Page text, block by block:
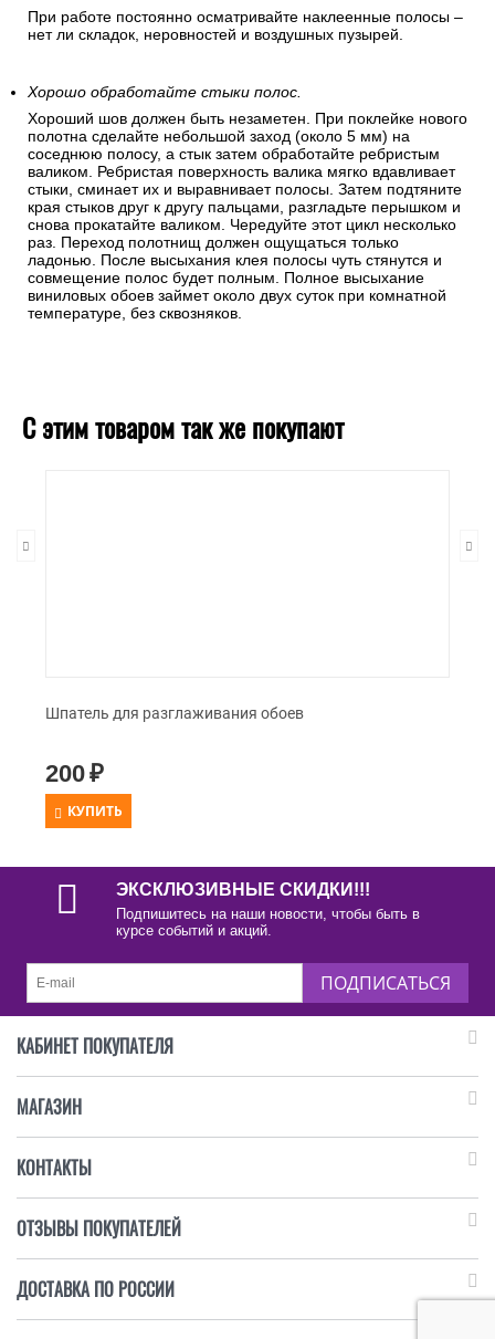
При работе постоянно осматривайте наклеенные полосы –
нет ли складок, неровностей и воздушных пузырей.
Хорошо обработайте стыки полос.
Хороший шов должен быть незаметен. При поклейке нового
полотна сделайте небольшой заход (около 5 мм) на
соседнюю полосу, а стык затем обработайте ребристым
валиком. Ребристая поверхность валика мягко вдавливает
стыки, сминает их и выравнивает полосы. Затем подтяните
края стыков друг к другу пальцами, разгладьте перышком и
снова прокатайте валиком. Чередуйте этот цикл несколько
раз. Переход полотнищ должен ощущаться только
ладонью. После высыхания клея полосы чуть стянутся и
совмещение полос будет полным. Полное высыхание
виниловых обоев займет около двух суток при комнатной
температуре, без сквозняков.
С этим товаром так же покупают
Шпатель для разглаживания обоев
200₽
КУПИТЬ
ЭКСКЛЮЗИВНЫЕ СКИДКИ!!!
Подпишитесь на наши новости, чтобы быть в
курсе событий и акций.
ПОДПИСАТЬСЯ
КАБИНЕТ ПОКУПАТЕЛЯ
МАГАЗИН
КОНТАКТЫ
ОТЗЫВЫ ПОКУПАТЕЛЕЙ
ДОСТАВКА ПО РОССИИ